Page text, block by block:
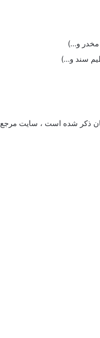
مخدر و…)
سند و…)
ذکر شده است ، سایت مرجع